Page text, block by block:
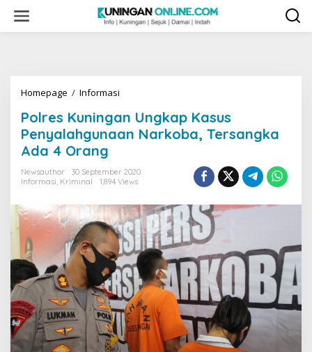
content
Homepage / Informasi
Ungkap
Kasus
Penyalahgunaan
Tersangka
Ada
Orang
Polres Kuningan Ungkap Kasus
Penyalahgunaan Narkoba, Tersangka
Ada 4 Orang
Newsauthor
30 September 2020
Informasi, Kriminal 1,894 Views